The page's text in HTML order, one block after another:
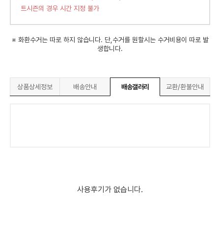
트시즌의 경우 시간 지정 불가
※ 화환수거는 따로 하지 않습니다. 단,수거를 원할시는 수거비용이 따로 발
생합니다.
상품상세정보 배송안내 배송갤러리 교환/환불안내
사용후기가 없습니다.